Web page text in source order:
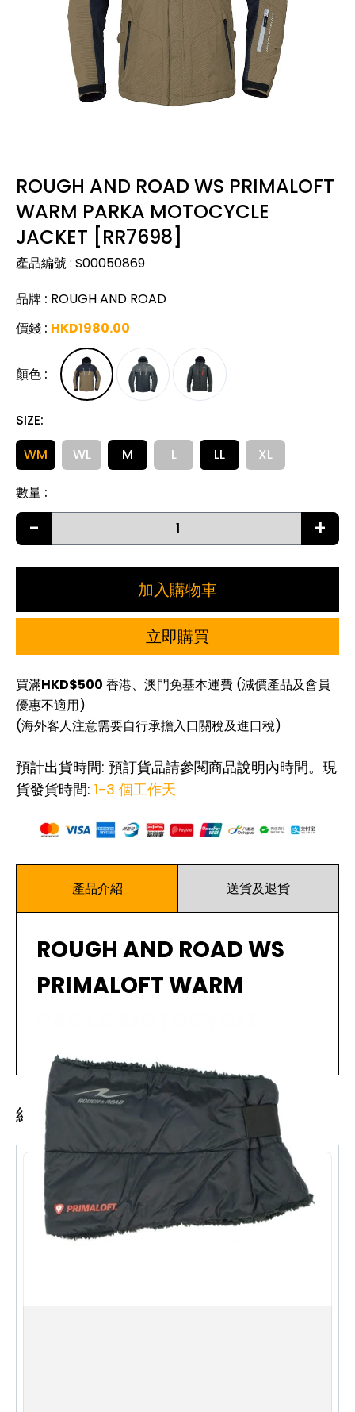
ROUGH AND ROAD WS PRIMALOFT
WARM PARKA MOTOCYCLE
JACKET [RR7698]
產品編號: S00050869
品牌 : ROUGH AND ROAD
價錢 : HKD1980.00
顏色 :
數量 :
- +
SIZE:
WM
WL M L LL XL
加入購物車
立即購買
買滿HKD$500 香港、澳門免基本運費 (減價產品及會員
優惠不適用)
(海外客人注意需要自行承擔入口關稅及進口稅)
預計出貨時間: 預訂貨品請參閱商品說明內時間。現
貨發貨時間: 1-3 個工作天
經常一起購買
產品介紹 送貨及退貨
ROUGH AND ROAD WS
PRIMALOFT WARM
JACKET [RR7698]
冬季派克大衣內嵌 Primaloft® 內膽，防風、防水、透
氣、超強防寒，讓您在旅行時保持溫暖。 Primaloft是美
國AlBany公司開發的一種超細超細纖維材料，作為美軍的
填充材料。 。休閒的設計，讓您可以毫不猶豫地進行長短
途遊覽，以及名勝古蹟。另外，由於具有通風功能，因此
可以將內層外套取下，作為秋、冬、春3季外套使用。附
贈的內夾克設計簡單，可以單獨穿著。
規格 ：